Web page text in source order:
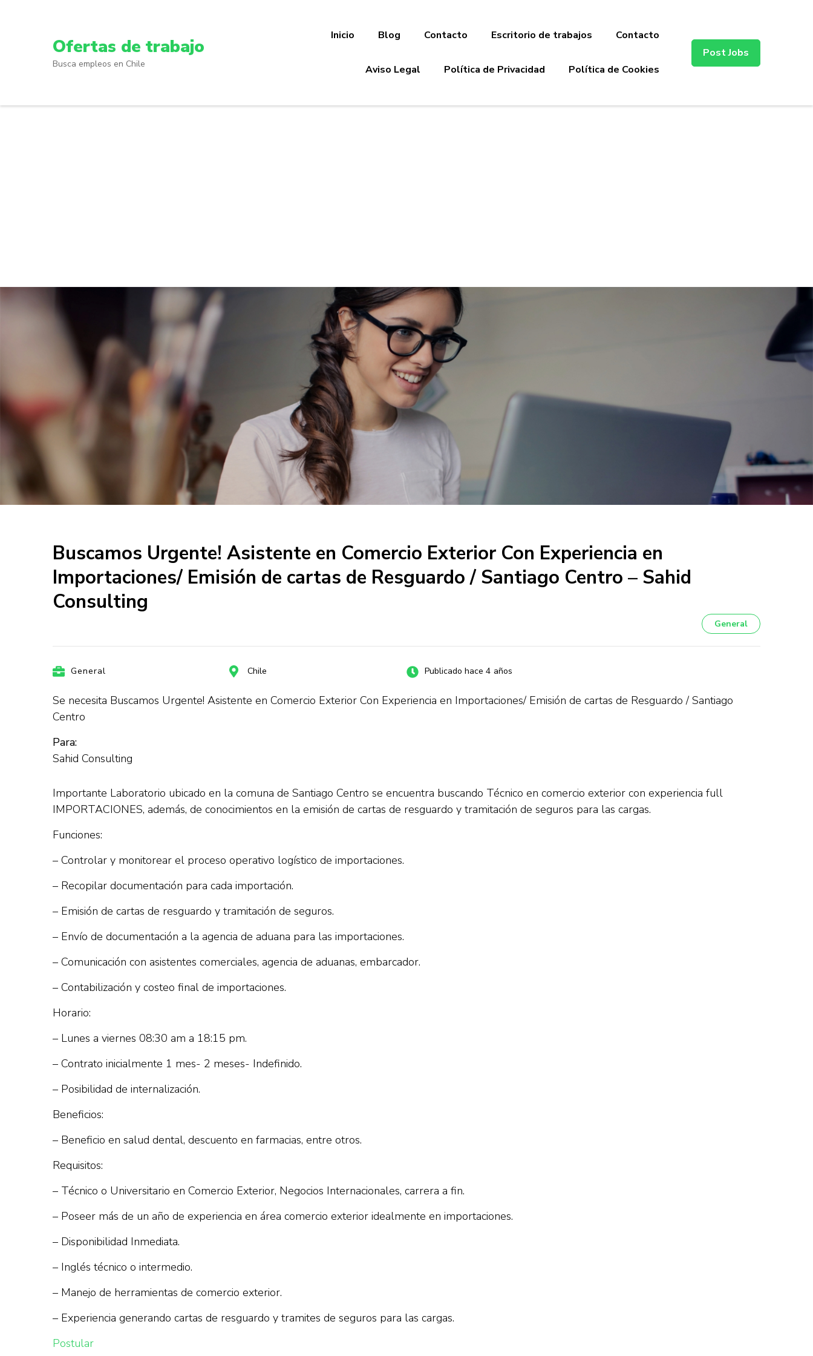
Ofertas de trabajo
Busca empleos en Chile
Inicio Blog Contacto Escritorio de trabajos Contacto
Aviso Legal Política de Privacidad Política de Cookies
Post Jobs
Buscamos Urgente! Asistente en Comercio Exterior Con Experiencia en
Importaciones/ Emisión de cartas de Resguardo / Santiago Centro – Sahid
Consulting
General
General Chile Publicado hace 4 años
Se necesita Buscamos Urgente! Asistente en Comercio Exterior Con Experiencia en Importaciones/ Emisión de cartas de Resguardo / Santiago
Centro
Para:
Sahid Consulting
Importante Laboratorio ubicado en la comuna de Santiago Centro se encuentra buscando Técnico en comercio exterior con experiencia full
IMPORTACIONES, además, de conocimientos en la emisión de cartas de resguardo y tramitación de seguros para las cargas.
Funciones:
– Controlar y monitorear el proceso operativo logístico de importaciones.
– Recopilar documentación para cada importación.
– Emisión de cartas de resguardo y tramitación de seguros.
– Envío de documentación a la agencia de aduana para las importaciones.
– Comunicación con asistentes comerciales, agencia de aduanas, embarcador.
– Contabilización y costeo final de importaciones.
Horario:
– Lunes a viernes 08:30 am a 18:15 pm.
– Contrato inicialmente 1 mes- 2 meses- Indefinido.
– Posibilidad de internalización.
Beneficios:
– Beneficio en salud dental, descuento en farmacias, entre otros.
Requisitos:
– Técnico o Universitario en Comercio Exterior, Negocios Internacionales, carrera a fin.
– Poseer más de un año de experiencia en área comercio exterior idealmente en importaciones.
– Disponibilidad Inmediata.
– Inglés técnico o intermedio.
– Manejo de herramientas de comercio exterior.
– Experiencia generando cartas de resguardo y tramites de seguros para las cargas.
Postular